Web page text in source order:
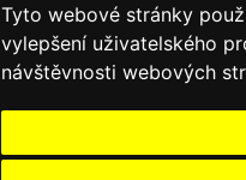
Tyto webové stránky
vylepšení uživatelského
návštěvnosti webových